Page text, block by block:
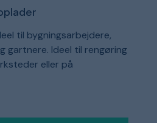
til bygningsarbejdere,
gartnere. Ideel til rengøring
eller på